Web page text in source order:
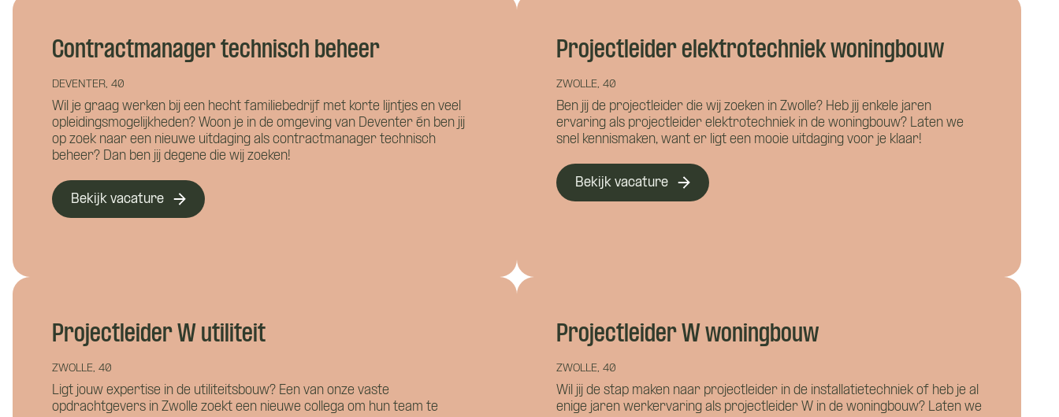
Contractmanager technisch beheer
DEVENTER, 40
Wil je graag werken bij een hecht familiebedrijf met korte lijntjes en veel
opleidingsmogelijkheden? Woon je in de omgeving van Deventer én ben jij
op zoek naar een nieuwe uitdaging als contractmanager technisch
beheer? Dan ben jij degene die wij zoeken!
Bekijk vacature
Projectleider elektrotechniek woningbouw
ZWOLLE, 40
Ben jij de projectleider die wij zoeken in Zwolle? Heb jij enkele jaren
ervaring als projectleider elektrotechniek in de woningbouw? Laten we
snel kennismaken, want er ligt een mooie uitdaging voor je klaar!
Bekijk vacature
Projectleider W utiliteit
ZWOLLE, 40
Ligt jouw expertise in de utiliteitsbouw? Een van onze vaste
opdrachtgevers in Zwolle zoekt een nieuwe collega om hun team te
Projectleider W woningbouw
ZWOLLE, 40
Wil jij de stap maken naar projectleider in de installatietechniek of heb je al
enige jaren werkervaring als projectleider W in de woningbouw? Laten we
Wie ben je?
Wat is je naam?
Namens welk bedrijf neem je contact op?
Wat is je telefoonnummer?*